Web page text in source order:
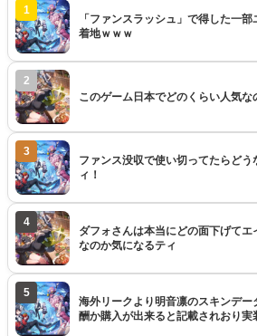
1
「ファンスラッシュ」で得した一
着地ｗｗｗ
2
このゲーム日本でどのくらい人気な
3
ファンス没収で使い切ってたらど
ィ！
4
ダフォさんは本当にどの面下げてエ
なのか気になるティ
5
海外リークより明音凛のスキンデ
酬か購入が出来ると記載されおり実